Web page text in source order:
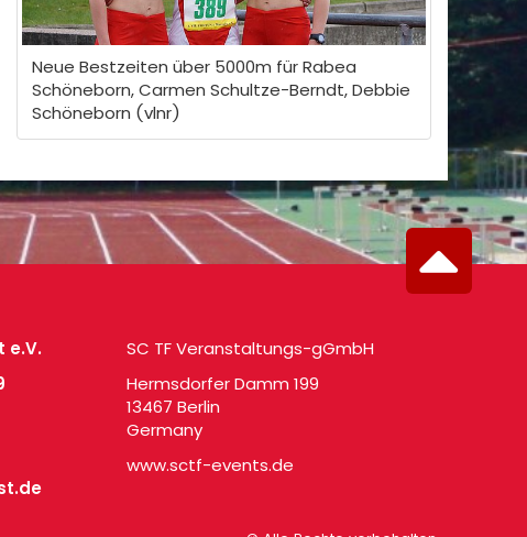
Neue Bestzeiten über 5000m für Rabea
Schöneborn, Carmen Schultze-Berndt, Debbie
Schöneborn (vlnr)
e.V.
SC TF Veranstaltungs-gGmbH
Hermsdorfer Damm 199
13467 Berlin
Germany
www.sctf-events.de